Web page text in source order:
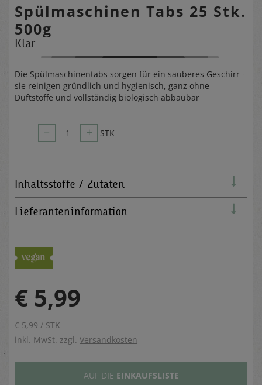
Spülmaschinen Tabs 25 Stk.
500g
Klar
Die Spülmaschinentabs sorgen für ein sauberes Geschirr -
sie reinigen gründlich und hygienisch, ganz ohne
Duftstoffe und vollständig biologisch abbaubar
– 1 + STK
Inhaltsstoffe / Zutaten
Lieferanteninformation
€ 5,99
€ 5,99 / STK
inkl. MwSt. zzgl. Versandkosten
AUF DIE EINKAUFSLISTE